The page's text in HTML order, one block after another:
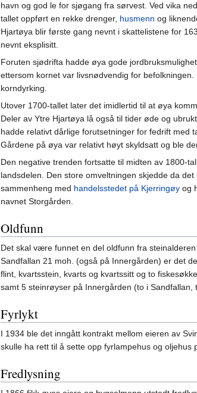
havn og god le for sjøgang fra sørvest. Ved vika
tallet oppført en rekke drenger, husmenn og
Hjartøya blir første gang nevnt i skattelistene for
nevnt eksplisitt.
Foruten sjødrifta hadde øya gode
ettersom kornet var livsnødvendig for
korndyrking.
Utover 1700-tallet later det imidlertid til at øya
Deler av Ytre Hjartøya lå også til tider øde og
hadde relativt dårlige forutsetninger for fedrift med
Gårdene på øya var relativt høyt skyldsatt og ble
Den negative trenden fortsatte til midten av 1800-
landsdelen. Den store omveltningen skjedde da
sammenheng med handelsstedet på Kjerringøy og
navnet Storgården.
Oldfunn
Det skal være funnet en del oldfunn fra
Sandfallan 21 moh. (også på Innergården) er det
flint, kvartsstein, kvarts og kvartssitt og to
samt 5 steinrøyser på Innergården (to i Sandfallan,
Fyrlykt
I 1934 ble det inngått kontrakt mellom eieren av
skulle ha rett til å sette opp fyrlampehus og oljehus
Fredlysning